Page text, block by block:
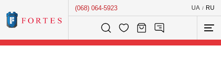
(068) 064-5923 UA / RU
Розумний пошук...